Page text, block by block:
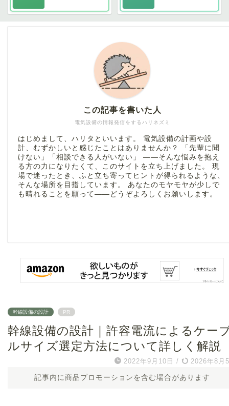
電気設備の情報発信をするハリネズミ
この記事を書いた人
はじめまして、ハリタといいます。 電気設備の計画や設
計、むずかしいと感じたことはありませんか？ 「先輩に聞
けない」「相談できる人がいない」 ――そんな悩みを抱え
る方の力になりたくて、このサイトを立ち上げました。 現
場で迷ったとき、ふと立ち寄ってヒントが得られるような、
そんな場所を目指しています。 あなたのモヤモヤが少しで
も晴れることを願って――どうぞよろしくお願いします。
幹線設備の設計 PR
幹線設備の設計｜許容電流によるケー
ルサイズ選定方法について詳しく解説
2022年9月10日 / 2026年8月
記事内に商品プロモーションを含む場合があります